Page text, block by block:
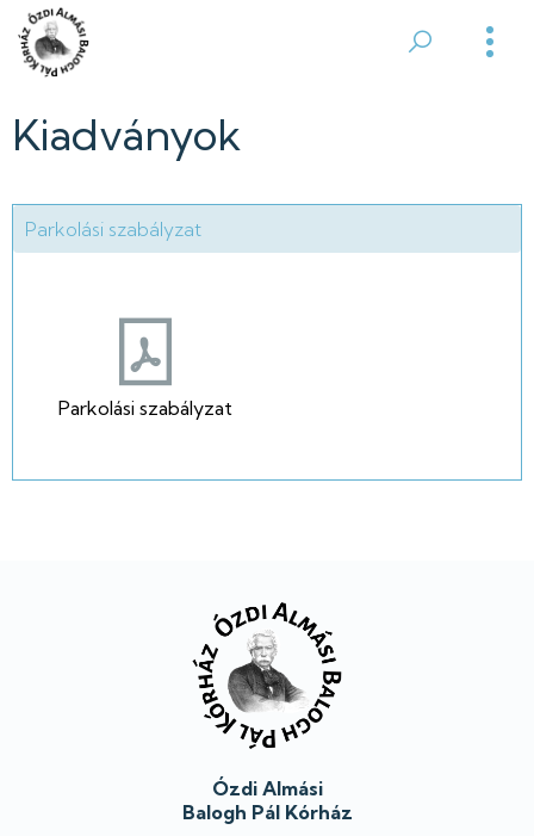
Ugrás
tartalomraÓzdi
Almási
Balogh
Pál
Kiadványok
Parkolási szabályzat
Parkolási szabályzat
Ózdi Almási
Balogh Pál Kórház